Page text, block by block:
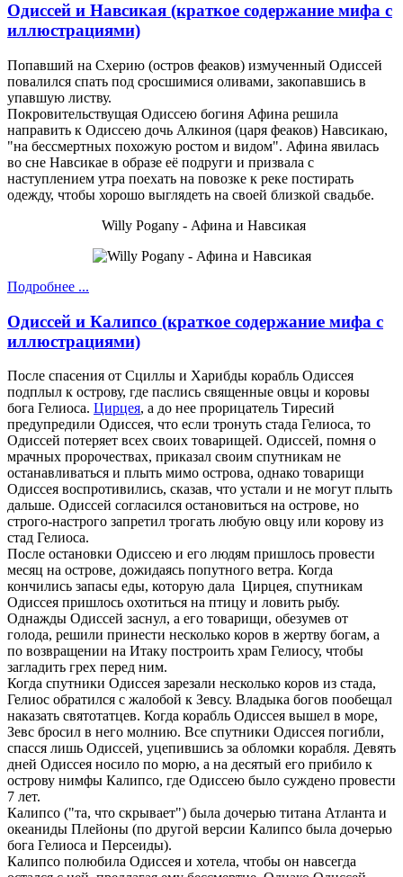
Одиссей и Навсикая (краткое содержание мифа с
иллюстрациями)
Попавший на Схерию (остров феаков) измученный Одиссей
повалился спать под сросшимися оливами, закопавшись в
упавшую листву.
Покровительствущая Одиссею богиня Афина решила
направить к Одиссею дочь Алкиноя (царя феаков) Навсикаю,
"на бессмертных похожую ростом и видом". Афина явилась
во сне Навсикае в образе её подруги и призвала с
наступлением утра поехать на повозке к реке постирать
одежду, чтобы хорошо выглядеть на своей близкой свадьбе.
Willy Pogany - Афина и Навсикая
Подробнее ...
Одиссей и Калипсо (краткое содержание мифа с
иллюстрациями)
После спасения от Сциллы и Харибды корабль Одиссея
подплыл к острову, где паслись священные овцы и коровы
бога Гелиоса. Цирцея, а до нее прорицатель Тиресий
предупредили Одиссея, что если тронуть стада Гелиоса, то
Одиссей потеряет всех своих товарищей. Одиссей, помня о
мрачных пророчествах, приказал своим спутникам не
останавливаться и плыть мимо острова, однако товарищи
Одиссея воспротивились, сказав, что устали и не могут плыть
дальше. Одиссей согласился остановиться на острове, но
строго-настрого запретил трогать любую овцу или корову из
стад Гелиоса.
После остановки Одиссею и его людям пришлось провести
месяц на острове, дожидаясь попутного ветра. Когда
кончились запасы еды, которую дала Цирцея, спутникам
Одиссея пришлось охотиться на птицу и ловить рыбу.
Однажды Одиссей заснул, а его товарищи, обезумев от
голода, решили принести несколько коров в жертву богам, а
по возвращении на Итаку построить храм Гелиосу, чтобы
загладить грех перед ним.
Когда спутники Одиссея зарезали несколько коров из стада,
Гелиос обратился с жалобой к Зевсу. Владыка богов пообещал
наказать святотатцев. Когда корабль Одиссея вышел в море,
Зевс бросил в него молнию. Все спутники Одиссея погибли,
спасся лишь Одиссей, уцепившись за обломки корабля. Девять
дней Одиссея носило по морю, а на десятый его прибило к
острову нимфы Калипсо, где Одиссею было суждено провести
7 лет.
Калипсо ("та, что скрывает") была дочерью титана Атланта и
океаниды Плейоны (по другой версии Калипсо была дочерью
бога Гелиоса и Персеиды).
Калипсо полюбила Одиссея и хотела, чтобы он навсегда